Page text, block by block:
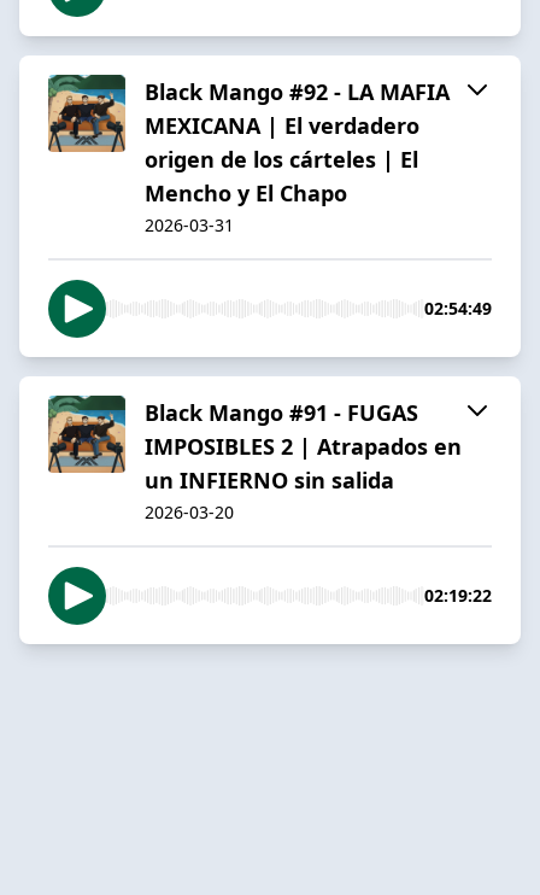
Black Mango #92 - LA MAFIA
MEXICANA | El verdadero
origen de los cárteles | El
Mencho y El Chapo
2026-03-31
02:54:49
Black Mango #91 - FUGAS
IMPOSIBLES 2 | Atrapados en
un INFIERNO sin salida
2026-03-20
02:19:22